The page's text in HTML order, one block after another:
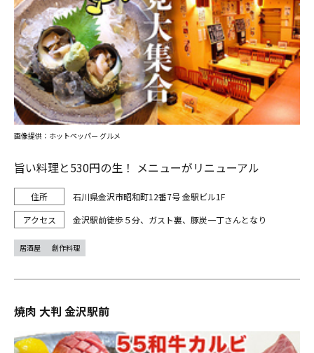
旨い料理と530円の生！ メニューがリニューアル
石川県金沢市昭和町12番7号 金駅ビル1F
金沢駅前徒歩５分、ガスト裏、豚炭一丁さんとなり
画像提供：ホットペッパー グルメ
居酒屋 創作料理
焼肉 大判 金沢駅前